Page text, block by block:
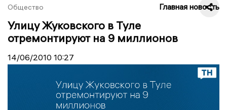
Общество Главная новость
Улицу Жуковского в Туле
отремонтируют на 9 миллионов
14/06/2010 10:27